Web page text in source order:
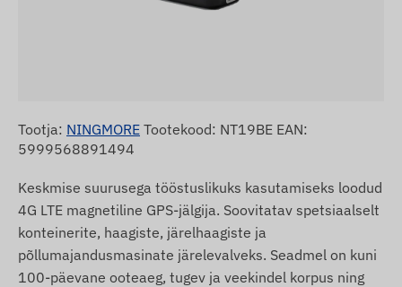
Tootja: NINGMORE Tootekood: NT19BE EAN:
5999568891494
Keskmise suurusega tööstuslikuks kasutamiseks loodud
4G LTE magnetiline GPS-jälgija. Soovitatav spetsiaalselt
konteinerite, haagiste, järelhaagiste ja
põllumajandusmasinate järelevalveks. Seadmel on kuni
100-päevane ooteaeg, tugev ja veekindel korpus ning